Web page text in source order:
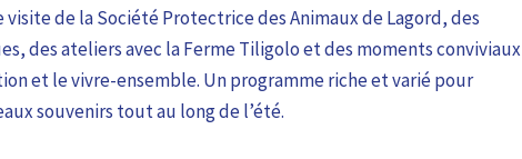
de la Société Protectrice des Animaux de Lagord, des
des ateliers avec la Ferme Tiligolo et des moments conviviaux
et le vivre-ensemble. Un programme riche et varié pour
souvenirs tout au long de l’été.